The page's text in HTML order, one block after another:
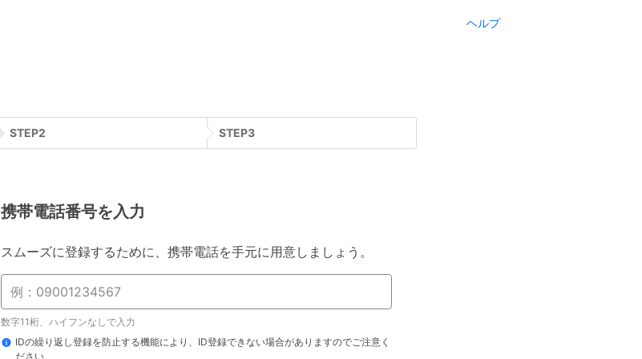
ヘルプ
STEP2 STEP3
携帯電話番号を入力
スムーズに登録するために、携帯電話を手元に用意しましょう。
数字11桁、ハイフンなしで入力
IDの繰り返し登録を防止する機能により、ID登録できない場合がありますのでご注意く
ださい。